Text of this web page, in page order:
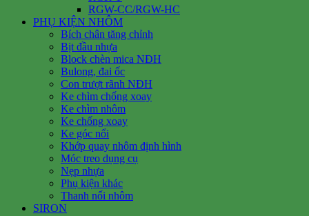
RGW-CC/RGW-HC
PHỤ KIỆN NHÔM
Bích chân tăng chỉnh
Bịt đầu nhựa
Block chèn mica NĐH
Bulong, đai ốc
Con trượt rãnh NĐH
Ke chìm chống xoay
Ke chìm nhôm
Ke chống xoay
Ke góc nổi
Khớp quay nhôm định hình
Móc treo dụng cụ
Nẹp nhựa
Phụ kiện khác
Thanh nối nhôm
SIRON